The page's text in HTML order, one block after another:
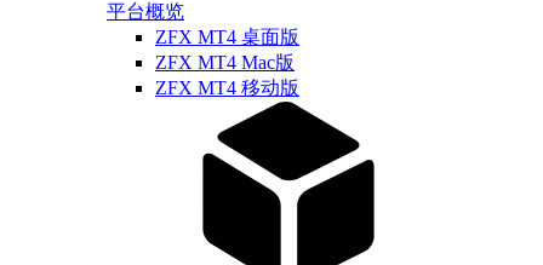
平台概览
ZFX MT4 桌面版
ZFX MT4 Mac版
ZFX MT4 移动版